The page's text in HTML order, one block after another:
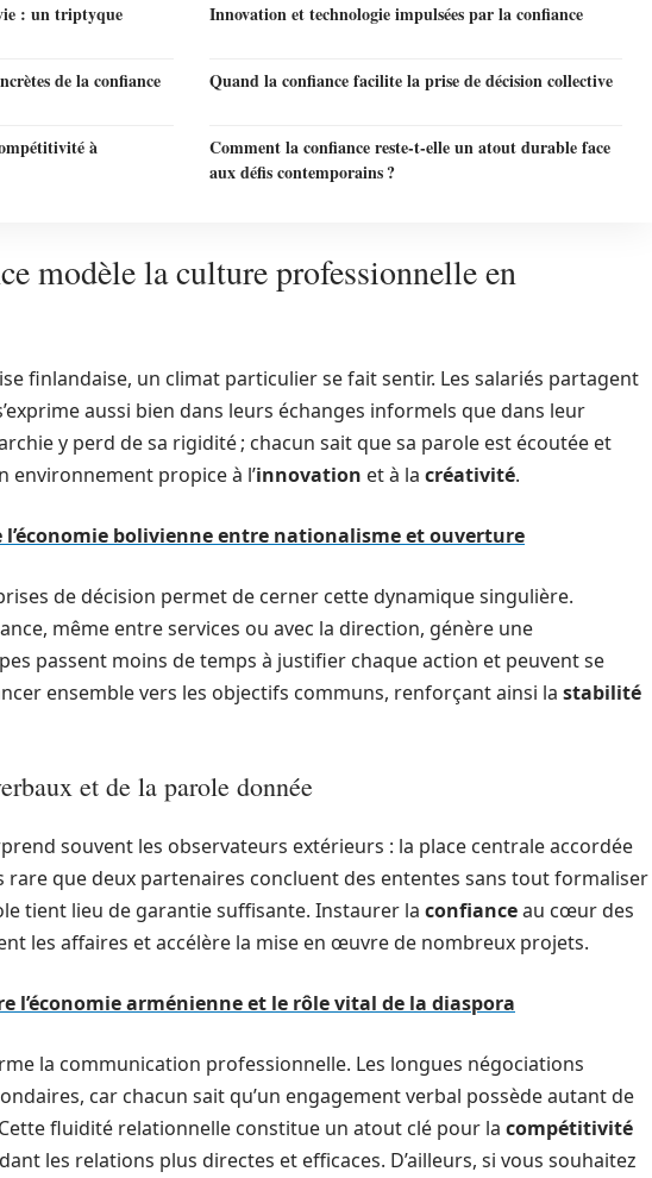
: un triptyque
Innovation et technologie impulsées par la confiance
de la confiance
Quand la confiance facilite la prise de décision collective
à
Comment la confiance reste-t-elle un atout durable face
aux défis contemporains ?
modèle la culture professionnelle en
finlandaise, un climat particulier se fait sentir. Les salariés partagent
aussi bien dans leurs échanges informels que dans leur
y perd de sa rigidité ; chacun sait que sa parole est écoutée et
environnement propice à l’innovation et à la créativité.
l’économie bolivienne entre nationalisme et ouverture
de décision permet de cerner cette dynamique singulière.
même entre services ou avec la direction, génère une
passent moins de temps à justifier chaque action et peuvent se
ensemble vers les objectifs communs, renforçant ainsi la stabilité
et de la parole donnée
souvent les observateurs extérieurs : la place centrale accordée
rare que deux partenaires concluent des ententes sans tout formaliser
tient lieu de garantie suffisante. Instaurer la confianceau cœur des
les affaires et accélère la mise en œuvre de nombreux projets.
l’économie arménienne et le rôle vital de la diaspora
la communication professionnelle. Les longues négociations
car chacun sait qu’un engagement verbal possède autant de
fluidité relationnelle constitue un atout clé pour la compétitivité
les relations plus directes et efficaces. D’ailleurs, si vous souhaitez